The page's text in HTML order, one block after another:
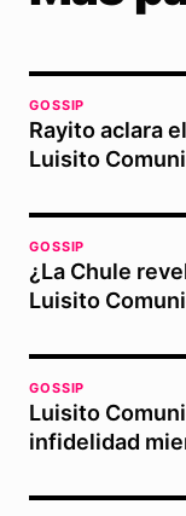
GOSSIP
Rayito aclara
Luisito
GOSSIP
¿La Chule
Luisito
GOSSIP
Luisito
infidelidad